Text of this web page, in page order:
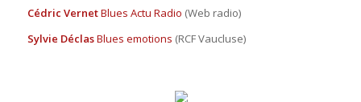
Cédric VernetBlues Actu Radio (Web radio)
Sylvie DéclasBlues emotions (RCF Vaucluse)